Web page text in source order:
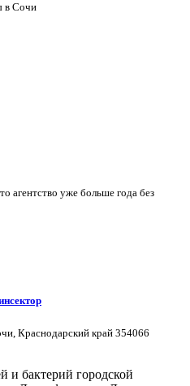
в Сочи
агентство уже больше года без
Краснодарский край 354066
и бактерий городской